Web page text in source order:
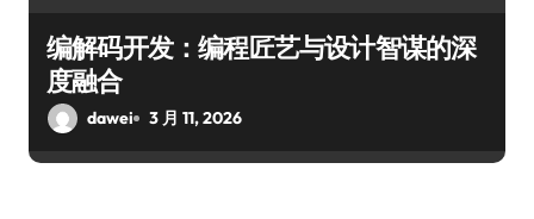
编解码开发：编程匠艺与设计智谋的深
度融合
dawei 3 月 11, 2026